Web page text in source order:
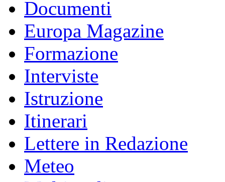
Documenti
Europa Magazine
Formazione
Interviste
Istruzione
Itinerari
Lettere in Redazione
Meteo